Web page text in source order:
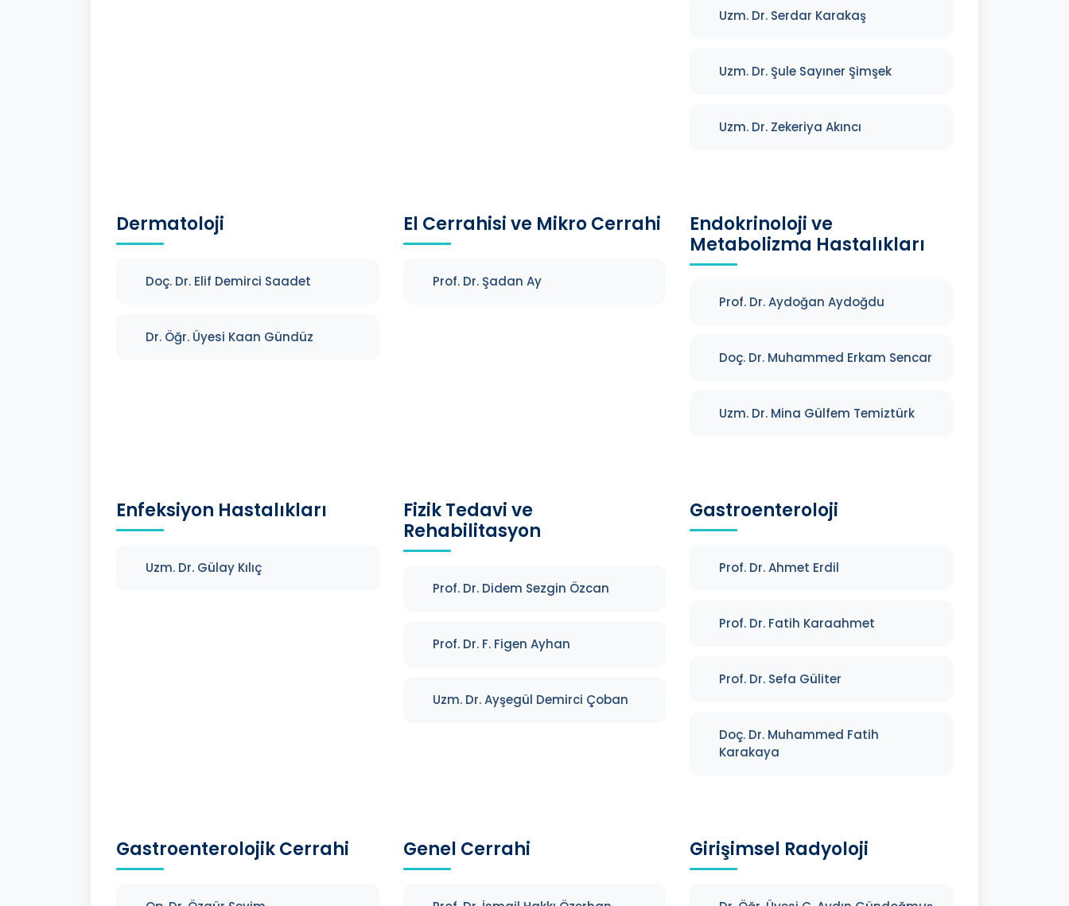
Uzm. Dr. Serdar Karakaş
Uzm. Dr. Şule Sayıner Şimşek
Uzm. Dr. Zekeriya Akıncı
Dermatoloji
Doç. Dr. Elif Demirci Saadet
Dr. Öğr. Üyesi Kaan Gündüz
El Cerrahisi ve Mikro Cerrahi
Prof. Dr. Şadan Ay
Endokrinoloji ve
Metabolizma Hastalıkları
Prof. Dr. Aydoğan Aydoğdu
Doç. Dr. Muhammed Erkam Sencar
Uzm. Dr. Mina Gülfem Temiztürk
Enfeksiyon Hastalıkları
Uzm. Dr. Gülay Kılıç
Fizik Tedavi ve
Rehabilitasyon
Prof. Dr. Didem Sezgin Özcan
Prof. Dr. F. Figen Ayhan
Uzm. Dr. Ayşegül Demirci Çoban
Gastroenteroloji
Prof. Dr. Ahmet Erdil
Prof. Dr. Fatih Karaahmet
Prof. Dr. Sefa Güliter
Doç. Dr. Muhammed Fatih
Karakaya
Gastroenterolojik Cerrahi Genel Cerrahi Girişimsel Radyoloji